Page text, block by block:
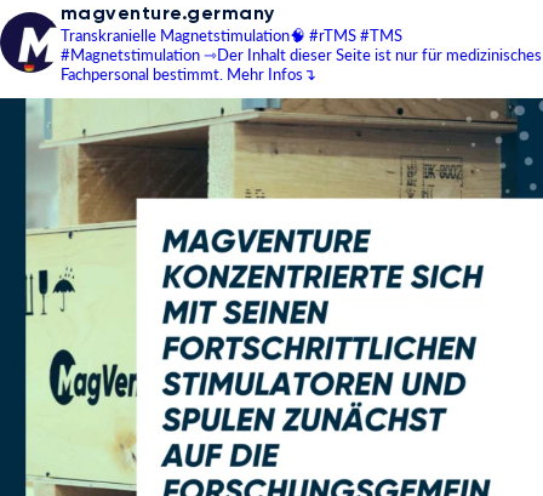
magventure.germany
Transkranielle Magnetstimulation🧠 #rTMS #TMS
#Magnetstimulation⇾Der Inhalt dieser Seite ist nur für medizinisches
Fachpersonal bestimmt. Mehr Infos↴